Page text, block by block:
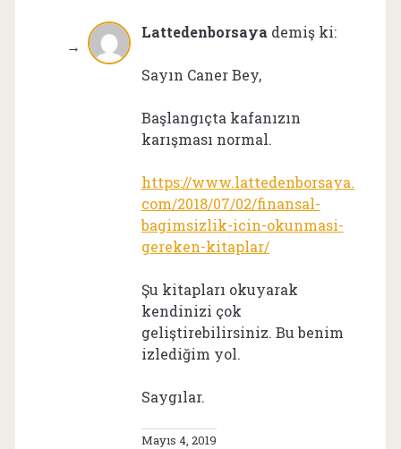
Lattedenborsaya demiş ki:
Sayın Caner Bey,
Başlangıçta kafanızın
karışması normal.
https://www.lattedenborsaya.
com/2018/07/02/finansal-
bagimsizlik-icin-okunmasi-
gereken-kitaplar/
Şu kitapları okuyarak
kendinizi çok
geliştirebilirsiniz. Bu benim
izlediğim yol.
Saygılar.
Mayıs 4, 2019